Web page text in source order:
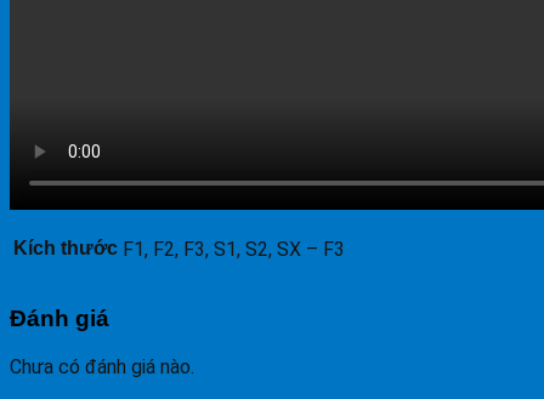
Kích thước F1, F2, F3, S1, S2, SX – F3
Đánh giá
Chưa có đánh giá nào.